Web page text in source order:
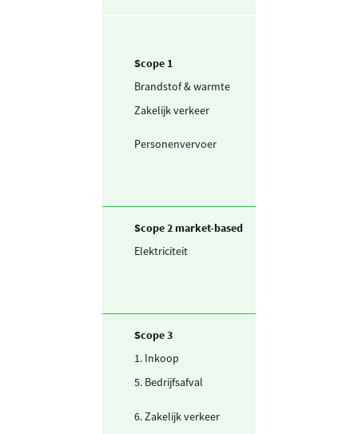
Scope 1
Brandstof & warmte
Zakelijk verkeer
Personenvervoer
Scope 2 market-based
Elektriciteit
Scope 3
1. Inkoop
5. Bedrijfsafval
6. Zakelijk verkeer